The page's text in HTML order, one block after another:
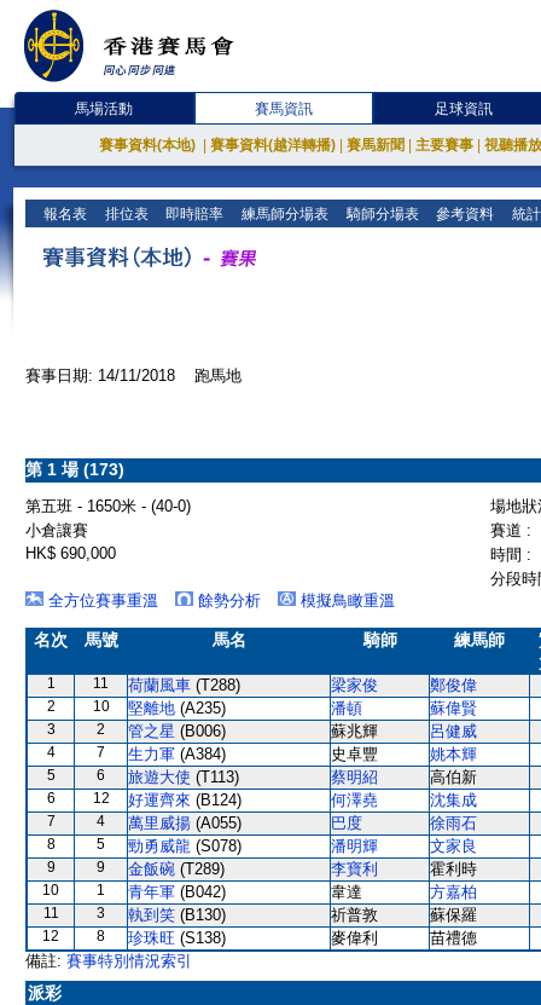
馬場活動 賽馬資訊 足球資訊
賽事資料(本地) 賽事資料(越洋轉播) 賽馬新聞 主要賽事 視聽播
報名表 排位表 即時賠率 練馬師分場表 騎師分場表 參考資料 統
賽事日期: 14/11/2018 跑馬地
第 1 場 (173)
第五班 - 1650米 - (40-0)
場地
小倉讓賽
賽道 :
HK$ 690,000
時間 :
分段
全方位賽事重溫
餘勢分析 模擬鳥瞰重溫
名次 馬號 馬名 騎師 練馬師
1 11 荷蘭風車 (T288) 梁家俊 鄭俊偉
2 10 堅離地 (A235) 潘頓 蘇偉賢
3 2 管之星 (B006) 蘇兆輝 呂健威
4 7 生力軍 (A384) 史卓豐 姚本輝
5 6 旅遊大使 (T113) 蔡明紹 高伯新
6 12 好運齊來 (B124) 何澤堯 沈集成
7 4 萬里威揚 (A055) 巴度 徐雨石
8 5 勁勇威龍 (S078) 潘明輝 文家良
9 9 金飯碗 (T289) 李寶利 霍利時
10 1 青年軍 (B042) 韋達 方嘉柏
11 3 執到笑 (B130) 祈普敦 蘇保羅
12 8 珍珠旺 (S138) 麥偉利
苗禮德
備註: 賽事特別情況索引
派彩